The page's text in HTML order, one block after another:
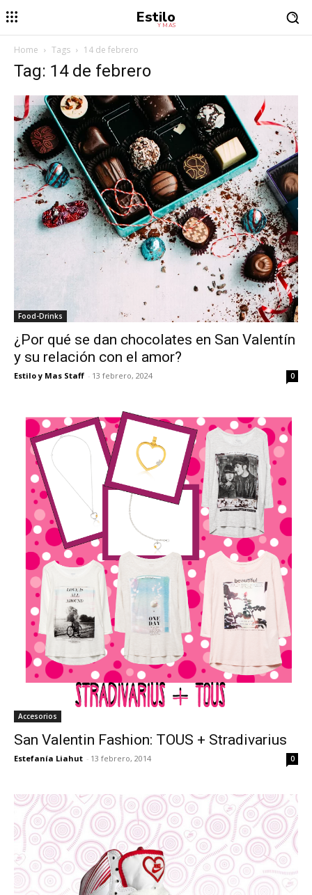
Estilo
Y MÁS
Home Tags 14 de febrero
Tag: 14 de febrero
Food-Drinks
¿Por qué se dan chocolates en San Valentín
y su relación con el amor?
Estilo y Mas Staff - 13 febrero, 2024 0
Accesorios
San Valentin Fashion: TOUS + Stradivarius
Estefanía Liahut - 13 febrero, 2014 0